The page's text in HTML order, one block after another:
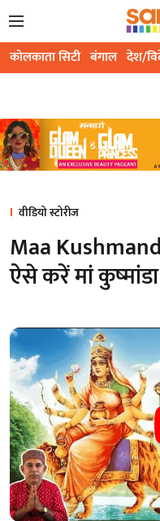
कोलकाता सिटी बंगाल देश/
वीडियो स्टोरीज
Maa
ऐसे करें मां